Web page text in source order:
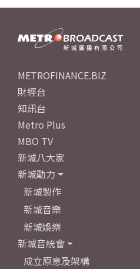
METROFINANCE.BIZ
財經台
知訊台
Metro Plus
MBO TV
新城八大家
新城動力
新城製作
新城音樂
新城娛樂
新城音統會
成立原意及架構